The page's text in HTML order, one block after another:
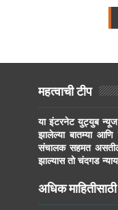
महत्वाची टीप
या इंटरनेट युट्युब
झालेल्या बातम्या
संचालक सहमत
झाल्यास तो चंदगड
अधिक